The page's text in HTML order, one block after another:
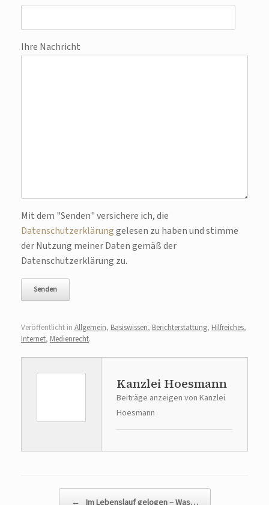
Ihre Nachricht
Bitte lasse dieses Feld leer.
Mit dem "Senden" versichere ich, die
Datenschutzerklärunggelesen zu haben und stimme
der Nutzung meiner Daten gemäß der
Datenschutzerklärung zu.
Veröffentlicht in Allgemein, Basiswissen, Berichterstattung, Hilfreiches,
Internet, Medienrecht.
Kanzlei Hoesmann
Beiträge anzeigen von Kanzlei
Hoesmann